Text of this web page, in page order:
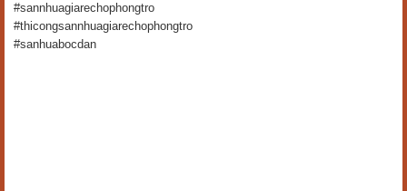
#sannhuagiarechophongtro
#thicongsannhuagiarechophongtro
#sanhuabocdan